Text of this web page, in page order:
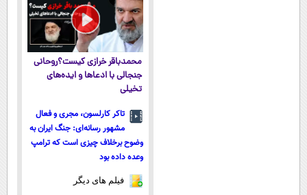
رو پر کن)
محمدباقر خرازی کیست؟روحانی
جنجالی با ادعاها و ایده‌های
تخیلی
تاکر کارلسون، مجری و فعال
مشهور رسانه‌ای: جنگ ایران به
وضوح برخلاف چیزی است که ترامپ
وعده داده بود
فیلم های دیگر